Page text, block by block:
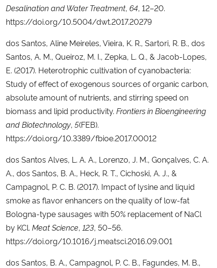
Desalination and Water Treatment, 64, 12–20.
https://doi.org/10.5004/dwt.2017.20279
dos Santos, Aline Meireles, Vieira, K. R., Sartori, R. B., dos
Santos, A. M., Queiroz, M. I., Zepka, L. Q., & Jacob-Lopes,
E. (2017). Heterotrophic cultivation of cyanobacteria:
Study of effect of exogenous sources of organic carbon,
absolute amount of nutrients, and stirring speed on
biomass and lipid productivity. Frontiers in Bioengineering
and Biotechnology, 5(FEB).
https://doi.org/10.3389/fbioe.2017.00012
dos Santos Alves, L. A. A., Lorenzo, J. M., Gonçalves, C. A.
A., dos Santos, B. A., Heck, R. T., Cichoski, A. J., &
Campagnol, P. C. B. (2017). Impact of lysine and liquid
smoke as flavor enhancers on the quality of low-fat
Bologna-type sausages with 50% replacement of NaCl
by KCl. Meat Science, 123, 50–56.
https://doi.org/10.1016/j.meatsci.2016.09.001
dos Santos, B. A., Campagnol, P. C. B., Fagundes, M. B.,